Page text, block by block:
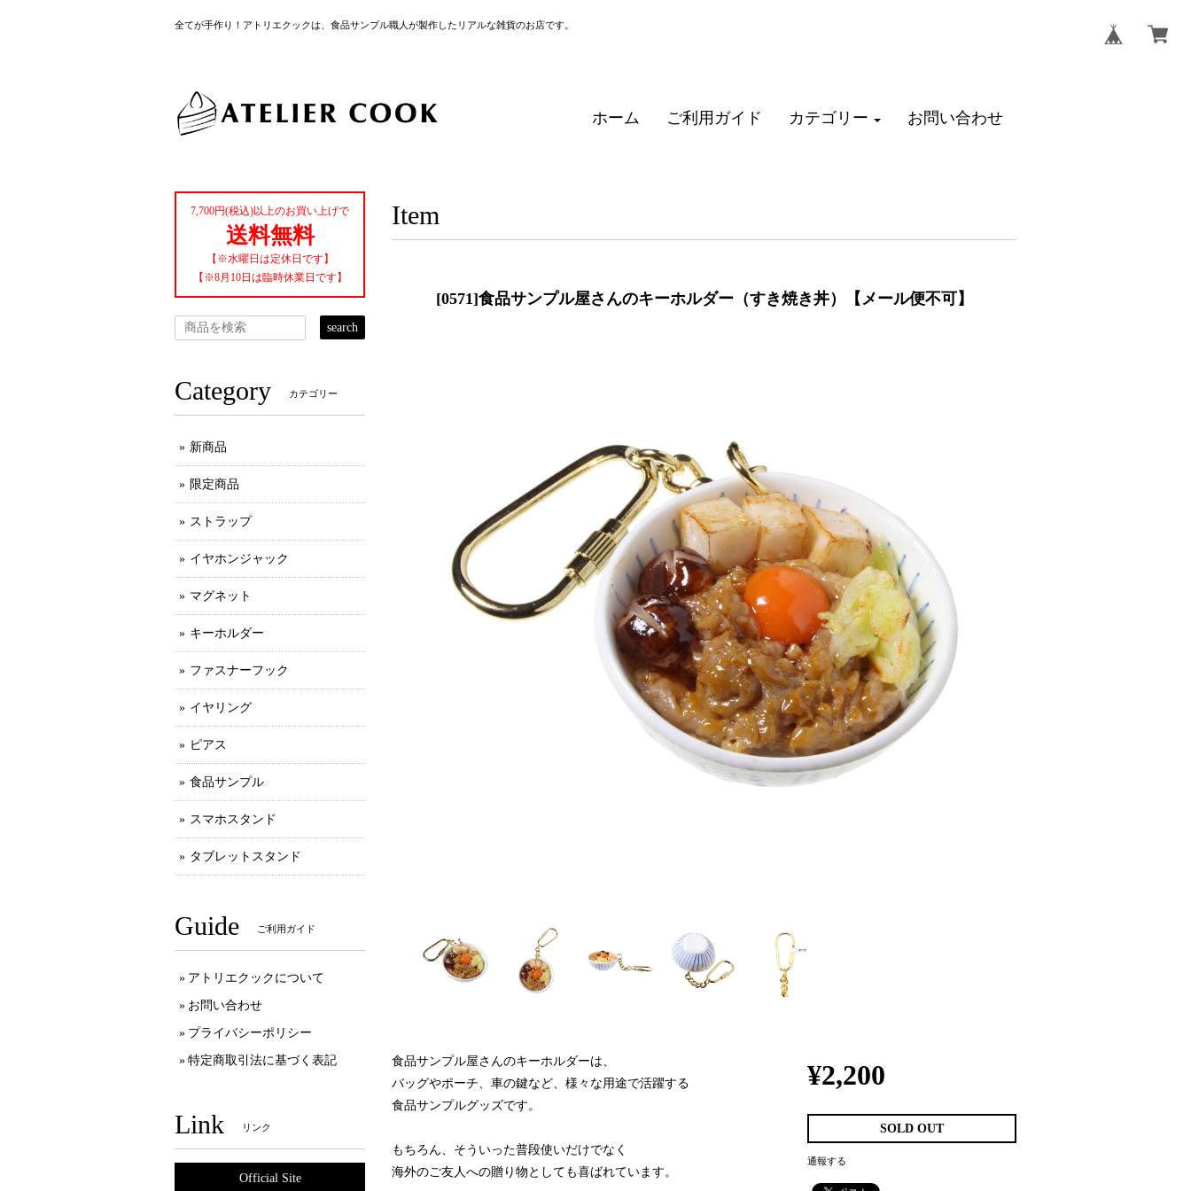
全てが手作り！アトリエクックは、食品サンプル職人が製作したリアルな雑貨のお店です。
ホーム ご利用ガイド カテゴリー お問い合わせ
Item
[0571]食品サンプル屋さんのキーホルダー（すき焼き丼）【メール便不可】
食品サンプル屋さんのキーホルダーは、
バッグやポーチ、車の鍵など、様々な用途で活躍する
食品サンプルグッズです。
もちろん、そういった普段使いだけでなく
海外のご友人への贈り物としても喜ばれています。
¥2,200
SOLD OUT
通報する
7,700円(税込)以上のお買い上げで
送料無料
【※水曜日は定休日です】
【※8月10日は臨時休業日です】
search
Category カテゴリー
新商品
限定商品
ストラップ
イヤホンジャック
マグネット
キーホルダー
ファスナーフック
イヤリング
ピアス
食品サンプル
スマホスタンド
タブレットスタンド
Guide ご利用ガイド
アトリエクックについて
お問い合わせ
プライバシーポリシー
特定商取引法に基づく表記
Link リンク
Official Site